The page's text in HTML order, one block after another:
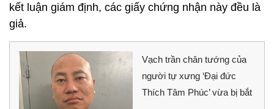
kết luận giám định, các giấy chứng nhận này đều là
giả.
Vạch trần chân tướng của
người tự xưng ‘Đại đức
Thích Tâm Phúc’ vừa bị bắt